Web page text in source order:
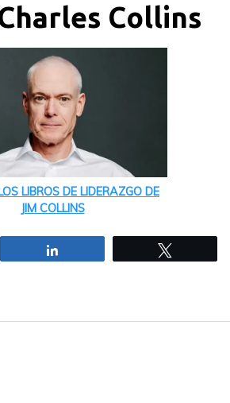
Collins
LIBROS DE LIDERAZGO DE
JIM COLLINS